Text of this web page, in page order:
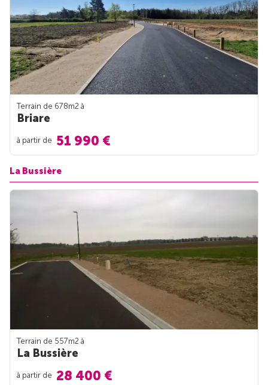
Terrain de 678m2 à
Briare
à partir de 51 990 €
La Bussière
Terrain de 557m2 à
La Bussière
à partir de 28 400 €